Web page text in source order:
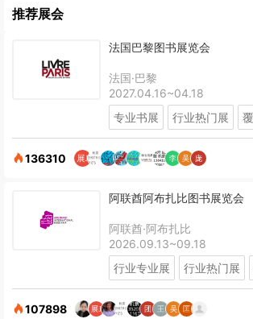
推荐展会
法国巴黎图书展览会
法国·巴黎
2027.04.16~04.18
专业书展
行业热门展
136310
阿联酋阿布扎比图书展览会
阿联酋·阿布扎比
2026.09.13~09.18
行业专业展
行业热门展
107898